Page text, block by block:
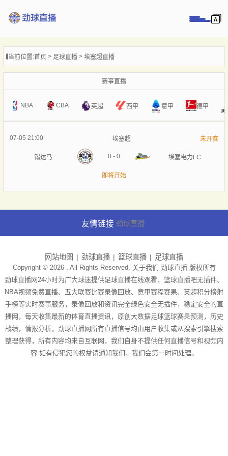
播
像
闻
当前位置:首页 足球直播 埃塞超直播
赛事直播
NBA CBA 英超 西甲 意甲 德甲
07-05 21:00 埃塞超 未开赛
锡达马 0 - 0 埃塞电力FC
即将开始
友情链接 劲球直播
网站地图 劲球直播 篮球直播 足球直播
Copyright © 2026 . All Rights Reserved. 关于我们 劲球直播版权所有
劲球直播网24小时为广大球迷提供足球直播在线观看、篮球直播吧无插件、
NBA视频免费直播、五大联赛比赛录像回放、意甲赛程赛果、英超积分榜射
手榜等实时赛事服务，录像回放和资讯完全绿色安全无插件，稳定安全的直
播网，每天收集最新的体育直播资讯，原创大数据足球篮球赛果预测，历史
战绩，情报分析，劲球直播网所有直播信号均由用户收集或从搜索引擎搜索
整理获得，所有内容均来自互联网，我们自身不提供任何直播信号和视频内
容 如有侵犯您的权益请通知我们，我们会第一时间处理。